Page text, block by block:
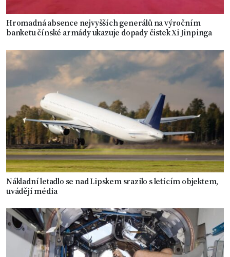
Hromadná absence nejvyšších generálů na výročním
banketu čínské armády ukazuje dopady čistek Xi Jinpinga
Nákladní letadlo se nad Lipskem srazilo s letícím objektem,
uvádějí média